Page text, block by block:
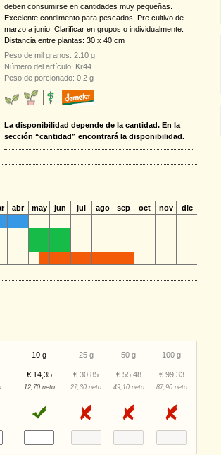
deben consumirse en cantidades muy pequeñas.
Excelente condimento para pescados. Pre cultivo de
marzo a junio. Clarificar en grupos o individualmente.
Distancia entre plantas: 30 x 40 cm
Peso de mil granos: 2.10 g
Número del artículo: Kr44
Peso de porcionado: 0.2 g
La disponibilidad depende de la cantidad. En la
sección “cantidad” encontrará la disponibilidad.
abr may jun jul ago sep oct nov
dic
10 g 25 g 50 g 100 g
€ 14,35 € 30,85 € 55,48 € 99,33
12,70 neto 27,30 neto 49,10 neto 87,90 neto